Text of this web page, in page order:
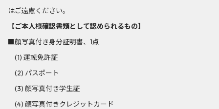
はご遠慮ください。
【ご本人様確認書類として認められるもの】
■顔写真付き身分証明書、1点
(1) 運転免許証
(2) パスポート
(3) 顔写真付き学生証
(4) 顔写真付きクレジットカード